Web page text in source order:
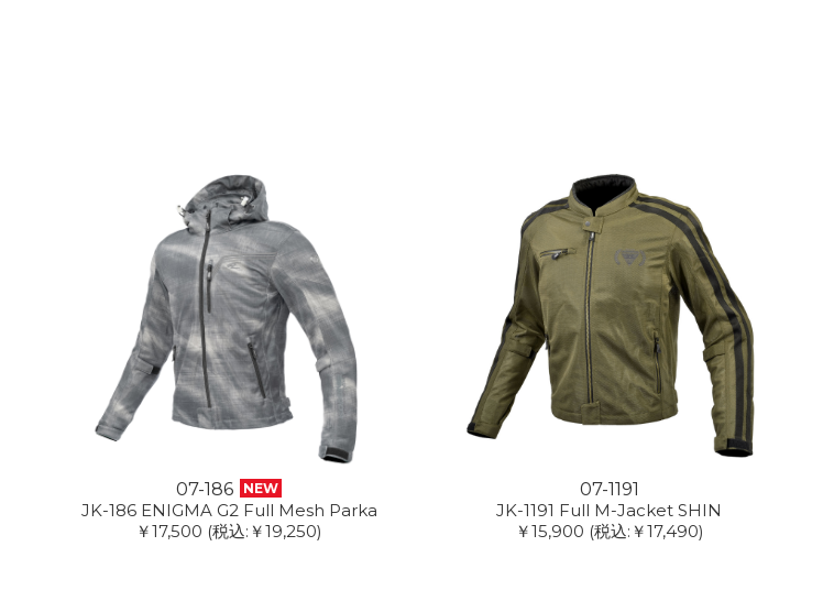
07-186 NEW
JK-186 ENIGMA G2 Full Mesh Parka
￥17,500 (税込:￥19,250)
07-1191
JK-1191 Full M-Jacket SHIN
￥15,900 (税込:￥17,490)